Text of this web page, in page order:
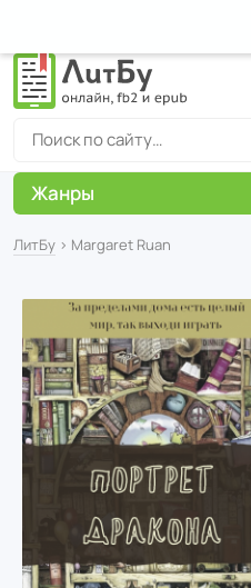
ЛитБу › Margaret Ruan
Жанры